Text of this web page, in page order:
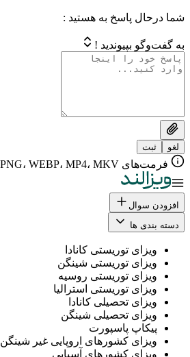
شما درحال پاسخ به هستید :
به گفت‌وگو بپیوندید !
لغو ثبت
فرمت‌های MP3، JPG، PNG، WEBP، MP4، MKV تا ۱۰ مگابایت
افزودن سوال
دسته بندی ها
ویزای توریستی کانادا
ویزای توریستی شینگن
ویزای توریستی روسیه
ویزای توریستی استرالیا
ویزای تحصیلی کانادا
ویزای تحصیلی شینگن
پیکاپ پاسپورت
ویزای کشورهای اروپایی غیر شینگن
ویزای کشورهای آسیایی